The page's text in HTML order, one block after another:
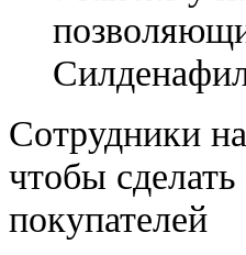
Cотрудники
чтобы
покупателей